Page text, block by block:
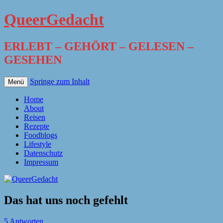
QueerGedacht
ERLEBT – GEHÖRT – GELESEN –
GESEHEN
Menü Springe zum Inhalt
Home
About
Reisen
Rezepte
Foodblogs
Lifestyle
Datenschutz
Impressum
Das hat uns noch gefehlt
5 Antworten